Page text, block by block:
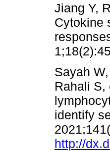
Jiang Y,
Cytokine
Sayah
Rahali S,
identify
http://